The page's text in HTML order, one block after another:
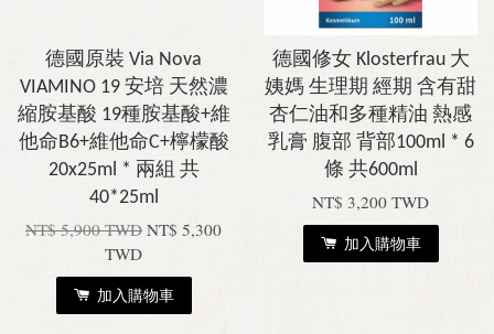
德國原裝 Via Nova
VIAMINO 19 安培 天然濃
縮胺基酸 19種胺基酸+維
他命B6+維他命C+檸檬酸
20x25ml * 兩組 共
40*25ml
NT$ 5,900 TWD NT$ 5,300
TWD
加入購物車
德國修女 Klosterfrau 大
姨媽 生理期 經期 含有甜
杏仁油和多種精油 熱感
乳膏 腹部 背部100ml * 6
條 共600ml
NT$ 3,200 TWD
加入購物車